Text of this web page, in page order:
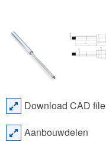
Download CAD file
Aanbouwdelen